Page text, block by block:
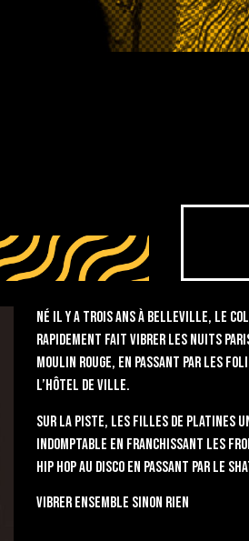
Né il y a trois ans à Belleville, le
rapidement fait vibrer les nuits
Moulin Rouge, en passant par les
l’Hôtel de Ville.
Sur la piste, les Filles De Platines
indomptable en franchissant les
hip hop au disco en passant par le
VIBRER ENSEMBLE SINON RIEN